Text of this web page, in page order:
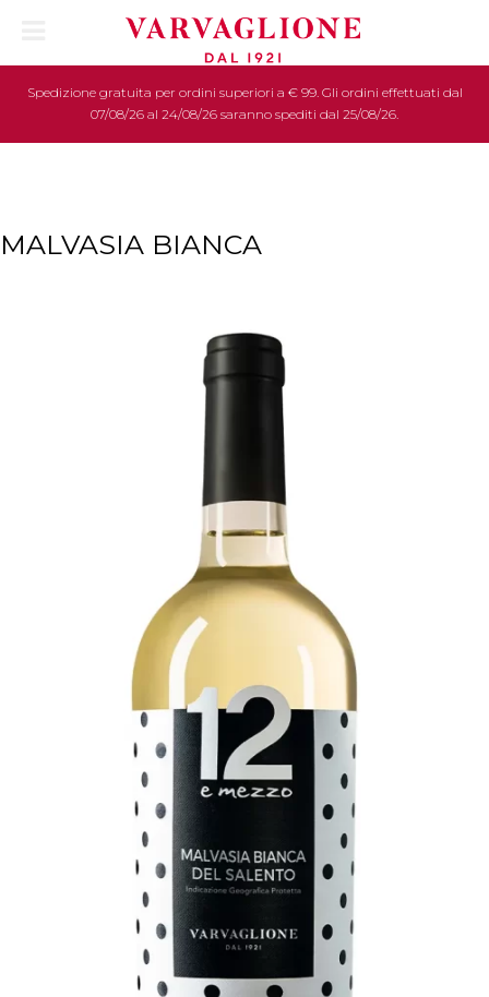
Spedizione gratuita per ordini superiori a € 99. Gli ordini effettuati dal
07/08/26 al 24/08/26 saranno spediti dal 25/08/26.
MALVASIA BIANCA